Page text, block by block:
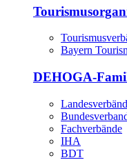
Bayern
DEHOGA-
Fachverbände
IHA
BDT